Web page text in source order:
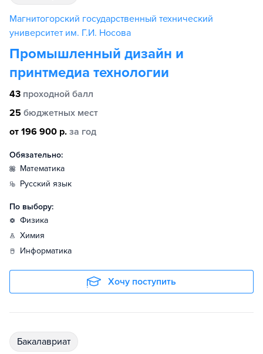
Магнитогорский государственный технический
университет им. Г.И. Носова
Промышленный дизайн и
принтмедиа технологии
43 проходной балл
25 бюджетных мест
от 196 900 р. за год
Обязательно:
математика
русский язык
По выбору:
физика
химия
информатика
Хочу поступить
бакалавриат